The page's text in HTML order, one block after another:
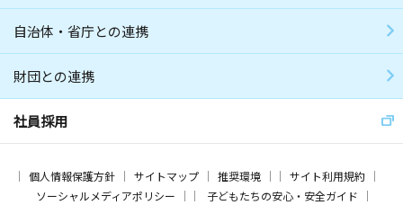
自治体・省庁との連携
財団との連携
社員採用
個人情報保護方針 サイトマップ 推奨環境
サイト利用規約
ソーシャルメディアポリシー
子どもたちの安心・安全ガイド